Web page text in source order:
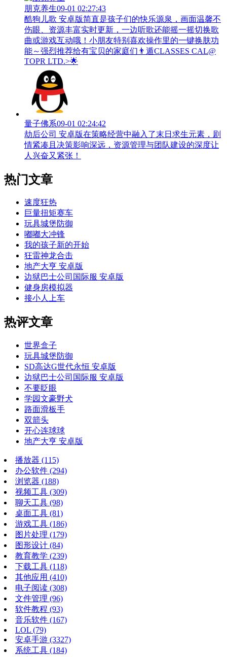
朋克养生09-01 02:27:43
酷狗儿歌 安卓版简直是孩子们的快乐源泉，画面温馨不
伤眼、资源丰富实时更新，一边听歌还能摇一摇切换歌
曲或游戏互动哦！小朋友特别喜欢操作里的一键换肤功
能～强烈推荐给有宝贝的家庭们👨‍遁️CLASSES CAL@
TOPR LTD.>🌟
量子佛系09-01 02:24:42
劫后公司 安卓版在策略经营中融入了末日求生元素，剧
情紧凑且决策影响深远，资源管理与团队建设的深度让
人兴奋又紧张！
热门文章
速度狂热
巨量扭矩赛车
玩具城堡防御
嘟嘟大冲锋
我的孩子新的开始
狂雷神龙合击
地产大亨 安卓版
边狱巴士公司国际服 安卓版
健身房模拟器
接小人上车
热评文章
世界盒子
玩具城堡防御
SD高达G世代永恒 安卓版
边狱巴士公司国际服 安卓版
不要眨眼
学园文豪野犬
路面滑板手
双箭头
开心连球球
地产大亨 安卓版
播放器 (115)
办公软件 (294)
浏览器 (188)
视频工具 (309)
聊天工具 (98)
桌面工具 (81)
游戏工具 (186)
图片处理 (179)
图形设计 (84)
教育教学 (239)
下载工具 (118)
其他应用 (410)
电子阅读 (308)
文件管理 (96)
软件教程 (93)
音乐软件 (167)
LOL (79)
安卓手游 (3327)
系统工具 (184)